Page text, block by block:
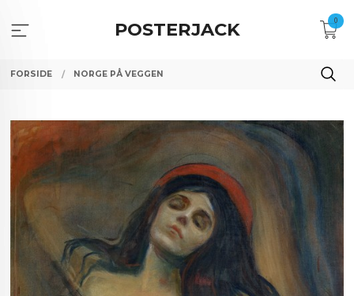
innholdet
POSTERJACK 0
FORSIDE NORGE PÅ VEGGEN